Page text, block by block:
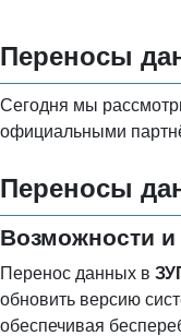
Переносы
Сегодня мы
официальными
Переносы
Возможности
Перенос данных в
обновить версию
обеспечивая